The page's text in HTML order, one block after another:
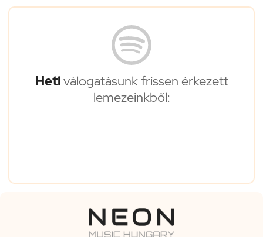
Hetiválogatásunk frissen érkezett
lemezeinkből: